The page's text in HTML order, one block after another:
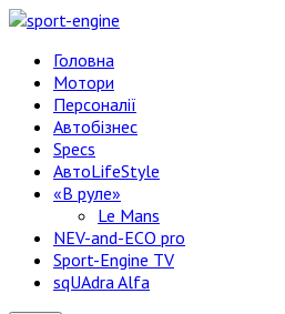
Головна
Мотори
Персоналії
Автобізнес
Specs
АвтоLifeStyle
«В руле»
Le Mans
NEV-and-ECO pro
Sport-Engine TV
sqUAdra Alfa